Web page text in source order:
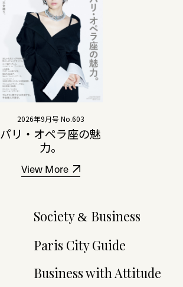
2026年9月号 No.603
パリ・オペラ座の魅
力。
View More
Society& Business
Paris City Guide
Business with Attitude